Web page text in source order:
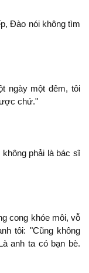
Đào
tìm
ngày
đêm, tôi
chứ."
phải là bác sĩ
cong khóe môi, vỗ
tôi: "Cũng
ta có bạn bè.